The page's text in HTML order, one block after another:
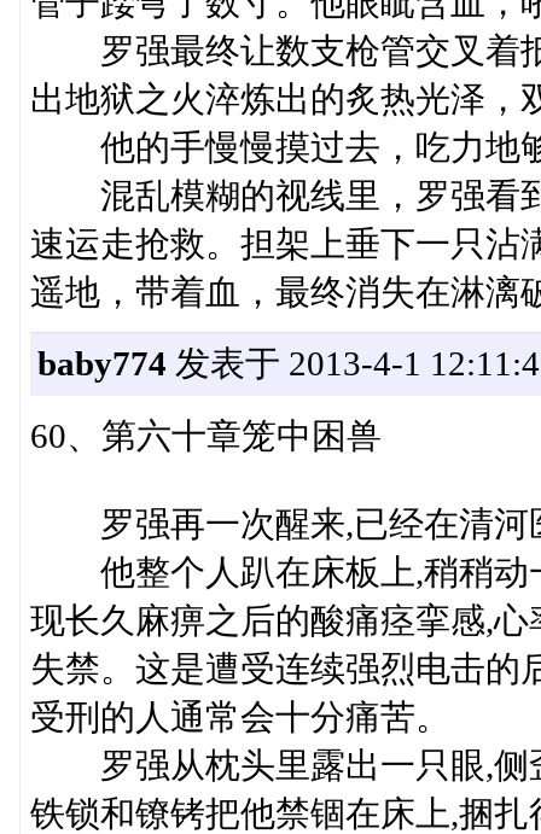
罗强最终让数支枪管交叉着
出地狱之火淬炼出的炙热光泽，
他的手慢慢摸过去，吃力地
混乱模糊的视线里，罗强看
速运走抢救。担架上垂下一只沾
遥地，带着血，最终消失在淋
baby774 发表于 2013-4-1
60、第六十章笼中困兽
罗强再一次醒来,已经在清河
他整个人趴在床板上,稍稍动
现长久麻痹之后的酸痛痉挛感,
失禁。这是遭受连续强烈电击的
受刑的人通常会十分痛苦。
罗强从枕头里露出一只眼,侧
铁锁和镣铐把他禁锢在床上,捆扎